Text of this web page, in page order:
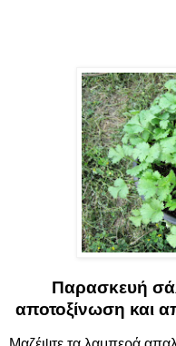
Παρασκευή
αποτοξίνωση και